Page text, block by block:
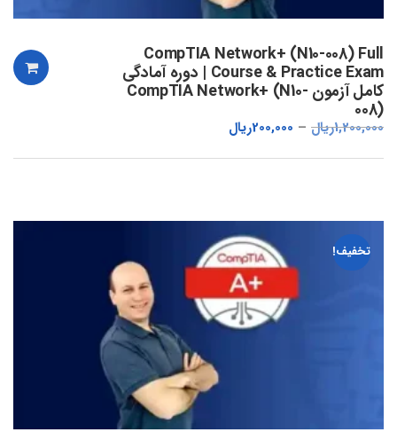
CompTIA Network+ (N10-008) Full
Course & Practice Exam | دوره آمادگی
کامل آزمون CompTIA Network+ (N10-
008)
1,200,000ریال 200,000ریال
تخفیف!